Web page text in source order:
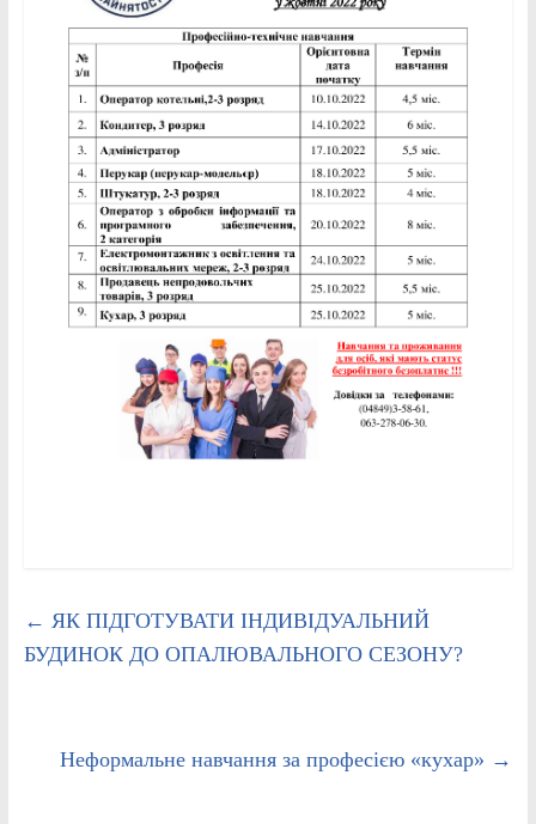
← ЯК ПІДГОТУВАТИ ІНДИВІДУАЛЬНИЙ
БУДИНОК ДО ОПАЛЮВАЛЬНОГО СЕЗОНУ?
Неформальне навчання за професією «кухар» →